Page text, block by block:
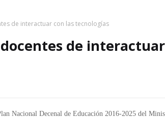
de interactuar con las tecnologías
de
Nacional Decenal de Educación 2016-2025 del